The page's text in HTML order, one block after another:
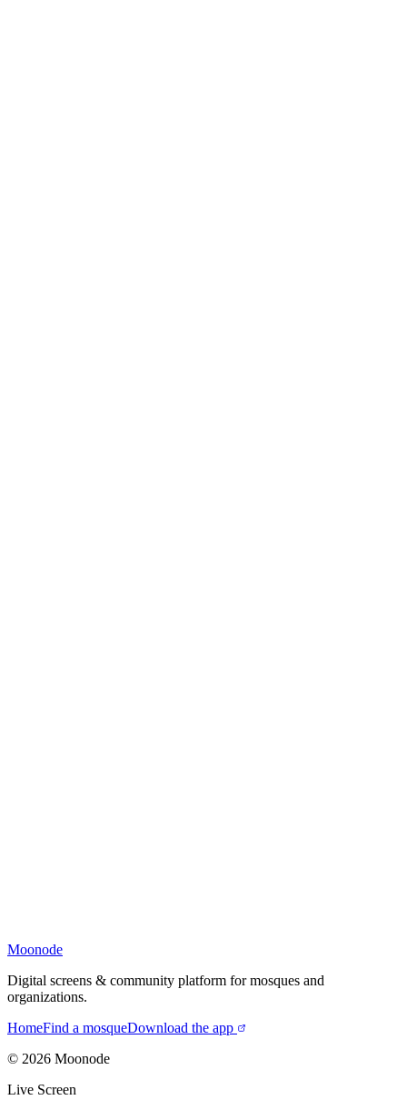
Moonode
Digital screens & community platform for mosques and
organizations.
HomeFind a mosqueDownload the app
© 2026 Moonode
Live Screen